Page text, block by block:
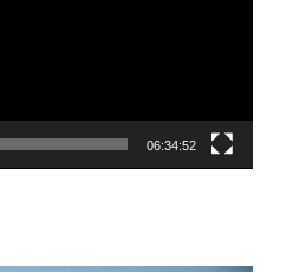
06:34:52